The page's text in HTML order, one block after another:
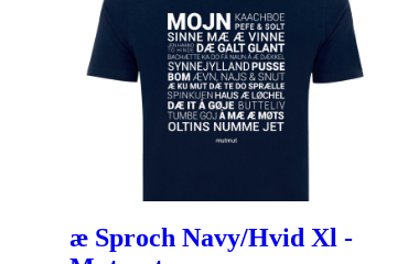
æ Sproch Navy/Hvid Xl -